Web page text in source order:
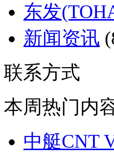
东发
新闻资讯
联系方式
本周热门内
中艇CNT